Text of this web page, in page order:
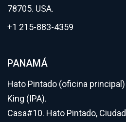
78705. USA.
+1 215-883-4359
PANAMÁ
Hato Pintado (oficina
King (IPA).
Casa#10. Hato Pintado,